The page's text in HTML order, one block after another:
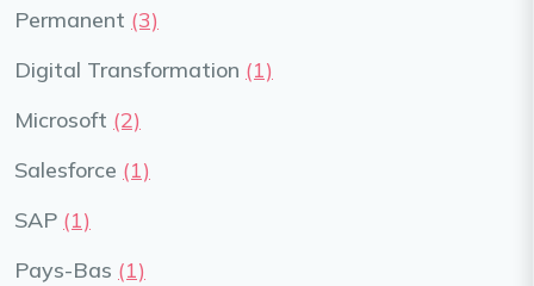
Permanent (3)
Digital Transformation (1)
Microsoft (2)
Salesforce (1)
SAP (1)
Pays-Bas (1)